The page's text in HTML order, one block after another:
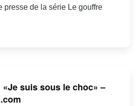
presse de la série Le gouffre
suis sous le choc» –